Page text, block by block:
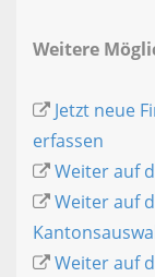
Weitere
Jetzt neue
erfassen
Weiter auf
Weiter auf
Weiter auf